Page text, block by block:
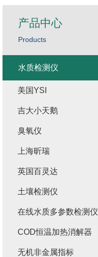
产品中心
Products
水质检测仪
美国YSI
吉大小天鹅
臭氧仪
上海昕瑞
英国百灵达
土壤检测仪
在线水质多参数检测仪
COD恒温加热消解器
无机非金属指标